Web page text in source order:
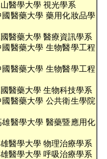
醫學大學 視光學系
醫藥大學 藥用化妝品學
醫藥大學 醫療資訊學系
醫藥大學 生物醫學工程
醫藥大學 生物醫學工程
醫藥大學 生物科技學系
醫藥大學 公共衛生學院
醫學大學 醫藥暨應用化
醫學大學 物理治療學系
醫學大學 呼吸治療學系